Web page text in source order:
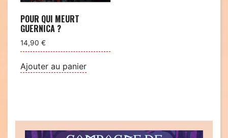
POUR QUI MEURT
GUERNICA ?
14,90 €
Ajouter au panier